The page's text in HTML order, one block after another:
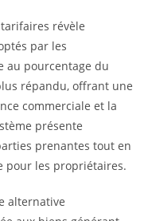
révèle
par les
au pourcentage du
répandu, offrant une
commerciale et la
présente
prenantes tout en
pour les propriétaires.
alternative